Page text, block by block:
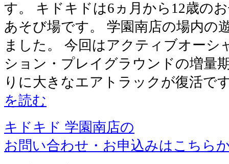
す。 キドキドは6ヵ月から12歳の
あそび場です。 学園南店の場内の
ました。 今回はアクティブオーシ
ション・プレイグラウンドの増量
りに大きなエアトラックが復活で
を読む
キドキド 学園南店の
お問い合わせ・お申込みはこちら